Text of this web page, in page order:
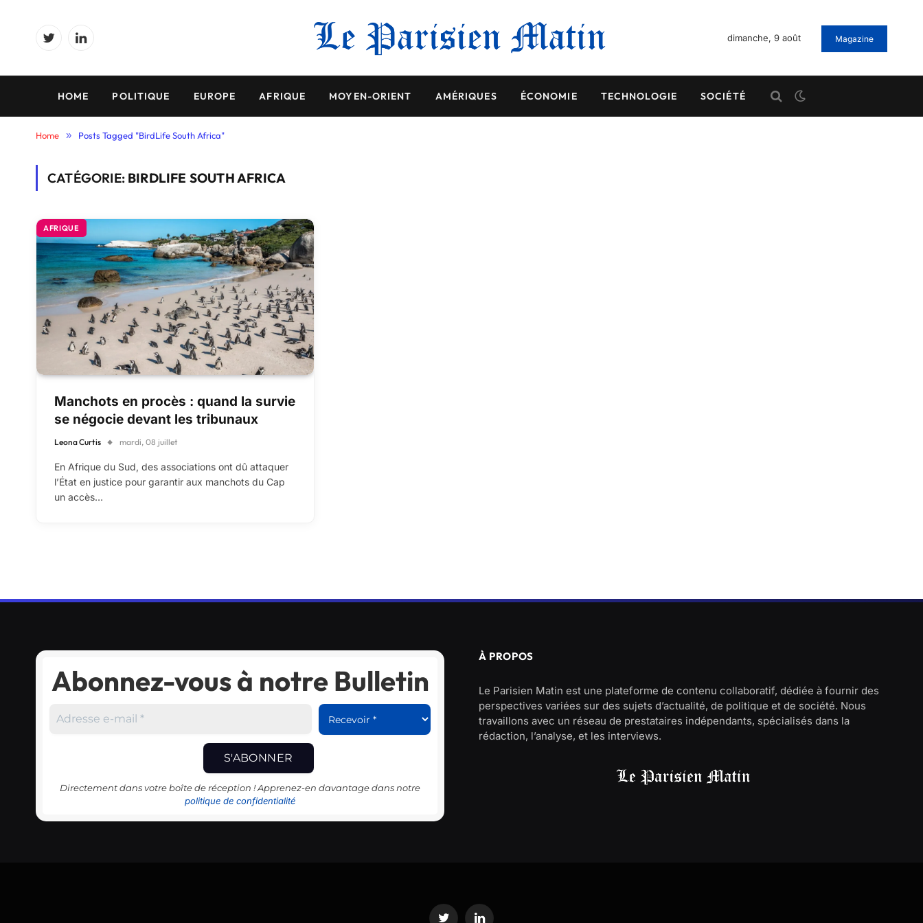
TwitterLinkedIn
dimanche, 9 août Magazine
HOME POLITIQUE EUROPE AFRIQUE MOYEN-ORIENT AMÉRIQUES ÉCONOMIE TECHNOLOGIE SOCIÉTÉ
Home » Posts Tagged "BirdLife South Africa"
CATÉGORIE: BIRDLIFE SOUTH AFRICA
AFRIQUE
Manchots en procès : quand la survie
se négocie devant les tribunaux
Leona Curtis mardi, 08 juillet
En Afrique du Sud, des associations ont dû attaquer
l’État en justice pour garantir aux manchots du Cap
un accès…
Abonnez-vous à notre Bulletin
Directement dans votre boîte de réception ! Apprenez-en davantage dans notre
politique de confidentialité
À PROPOS
Le Parisien Matin est une plateforme de contenu collaboratif, dédiée à fournir des
perspectives variées sur des sujets d’actualité, de politique et de société. Nous
travaillons avec un réseau de prestataires indépendants, spécialisés dans la
rédaction, l’analyse, et les interviews.